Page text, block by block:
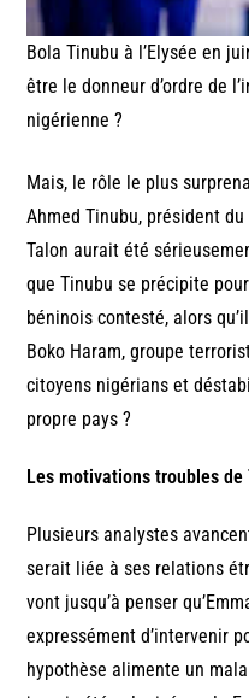
Bola Tinubu à l’Elysée en
être le donneur d’ordre de
nigérienne ?
Mais, le rôle le plus
Ahmed Tinubu, président
Talon aurait été
que Tinubu se précipite
béninois contesté, alors
Boko Haram, groupe
citoyens nigérians et
propre pays ?
Les motivations troubles de
Plusieurs analystes
serait liée à ses relations
vont jusqu’à penser
expressément d’intervenir
hypothèse alimente un